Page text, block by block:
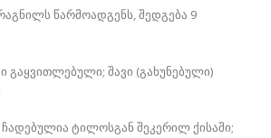
წარმოადგენს, შედგება 9
გაყვითლებული; შავი (გახუნებული)
ტილოსგან შეკერილ ქისაში;